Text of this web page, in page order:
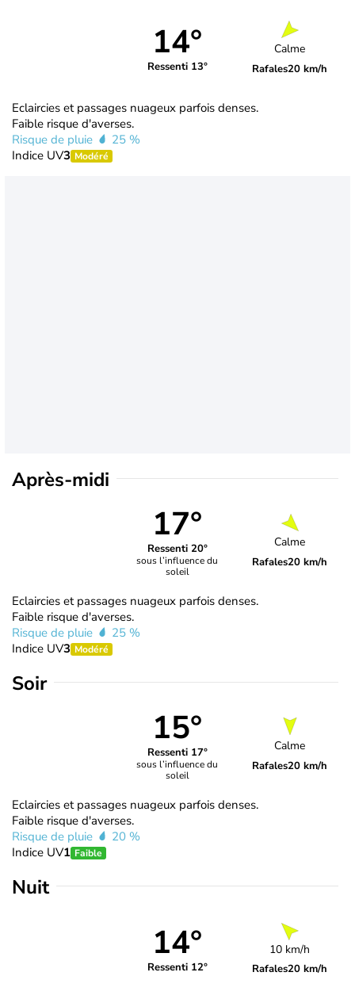
14°
Ressenti 13°
Calme
Rafales20 km/h
Eclaircies et passages nuageux parfois denses.
Faible risque d'averses.
Risque de pluie
25 %
Indice UV3 Modéré
Après-midi
17°
Ressenti 20°
sous l’influence du
soleil
Calme
Rafales20 km/h
Eclaircies et passages nuageux parfois denses.
Faible risque d'averses.
Risque de pluie
25 %
Indice UV3 Modéré
Soir
15°
Ressenti 17°
sous l’influence du
soleil
Calme
Rafales20 km/h
Eclaircies et passages nuageux parfois denses.
Faible risque d'averses.
Risque de pluie
20 %
Indice UV1 Faible
Nuit
14°
Ressenti 12°
10 km/h
Rafales20 km/h